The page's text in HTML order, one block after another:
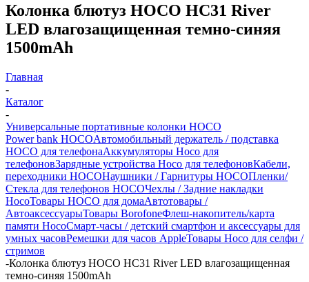
Колонка блютуз HOCO HC31 River
LED влагозащищенная темно-синяя
1500mAh
Главная
-
Каталог
-
Универсальные портативные колонки HOCO
Power bank HOCOАвтомобильный держатель / подставка
HOCO для телефонаАккумуляторы Hoco для
телефоновЗарядные устройства Hoco для телефоновКабели,
переходники HOCOНаушники / Гарнитуры HOCOПленки/
Стекла для телефонов HOCOЧехлы / Задние накладки
HocoТовары HOCO для домаАвтотовары /
АвтоаксессуарыТовары BorofoneФлеш-накопитель/карта
памяти HocoСмарт-часы / детский смартфон и аксессуары для
умных часовРемешки для часов AppleТовары Hoco для селфи /
стримов
-Колонка блютуз HOCO HC31 River LED влагозащищенная
темно-синяя 1500mAh